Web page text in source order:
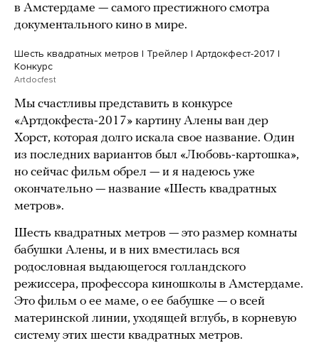
в Амстердаме — самого престижного смотра
документального кино в мире.
Шесть квадратных метров | Трейлер | Артдокфест-2017 |
Конкурс
Artdocfest
Мы счастливы представить в конкурсе
«Артдокфеста-2017» картину Алены ван дер
Хорст, которая долго искала свое название. Один
из последних вариантов был «Любовь-картошка»,
но сейчас фильм обрел — и я надеюсь уже
окончательно — название «Шесть квадратных
метров».
Шесть квадратных метров — это размер комнаты
бабушки Алены, и в них вместилась вся
родословная выдающегося голландского
режиссера, профессора киношколы в Амстердаме.
Это фильм о ее маме, о ее бабушке — о всей
материнской линии, уходящей вглубь, в корневую
систему этих шести квадратных метров.